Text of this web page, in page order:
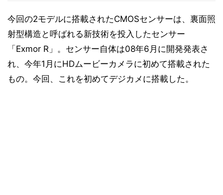
今回の2モデルに搭載されたCMOSセンサーは、裏面照
射型構造と呼ばれる新技術を投入したセンサー
「Exmor R」。センサー自体は08年6月に開発発表さ
れ、今年1月にHDムービーカメラに初めて搭載された
もの。今回、これを初めてデジカメに搭載した。